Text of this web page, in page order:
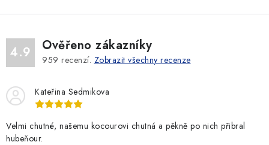
r
k
y
v
ý
p
i
s
4.9 Ověřeno zákazníky
959 recenzí. Zobrazit všechny recenze
Kateřina Sedmikova
Velmi chutné, našemu kocourovi chutná a pěkně po nich přibral
hubeňour.